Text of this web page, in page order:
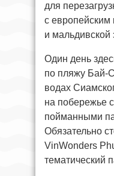
для
с
и мальдивской
Один день
по пляжу Бай-
водах
на побережье
пойманными
Обязательно
VinWonders
тематический